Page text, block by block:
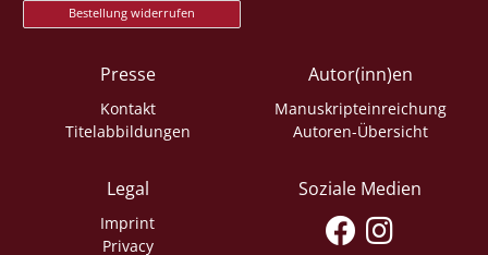
Bestellung widerrufen
Presse
Kontakt
Titelabbildungen
Autor(inn)en
Manuskripteinreichung
Autoren-Übersicht
Legal
Imprint
Privacy
Soziale Medien